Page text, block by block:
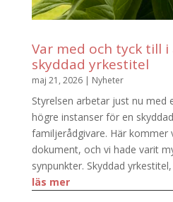
Var med och tyck till
skyddad yrkestitel
maj 21, 2026| Nyheter
Styrelsen arbetar just nu
högre instanser för en
familjerådgivare. Här kommer
dokument, och vi hade varit
synpunkter. Skyddad
läs mer